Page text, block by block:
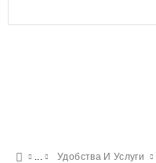
Удобства И Услуги